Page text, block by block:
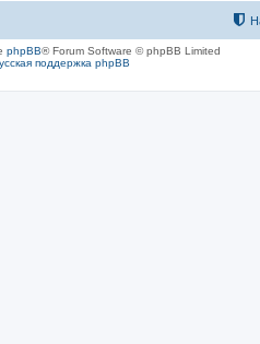
phpBB® Forum Software © phpBB Limited
поддержка phpBB